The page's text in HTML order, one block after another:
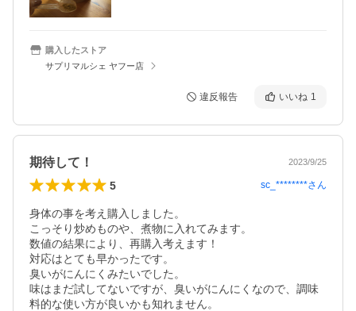
購入したストア
サプリマルシェ ヤフー店
違反報告 いいね 1
期待して！ 2023/9/25
5 sc_********さん
身体の事を考え購入しました。
こっそり炒めものや、煮物に入れてみます。
数値の結果により、再購入考えます！
対応はとても早かったです。
臭いがにんにくみたいでした。
味はまだ試してないですが、臭いがにんにくなので、調味
料的な使い方が良いかも知れません。